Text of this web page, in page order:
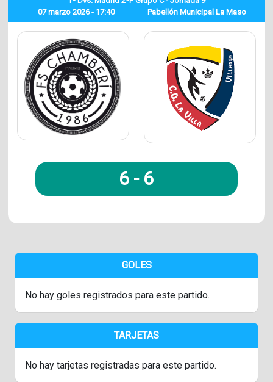
07 marzo 2026 - 17:40
Pabellón Municipal La Maso
6 - 6
GOLES
No hay goles registrados para este partido.
TARJETAS
No hay tarjetas registradas para este partido.